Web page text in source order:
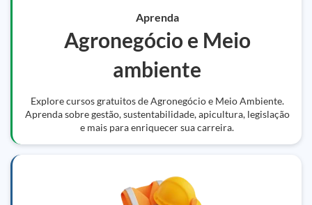
Aprenda
Agronegócio e Meio
ambiente
Explore cursos gratuitos de Agronegócio e Meio Ambiente.
Aprenda sobre gestão, sustentabilidade, apicultura, legislação
e mais para enriquecer sua carreira.